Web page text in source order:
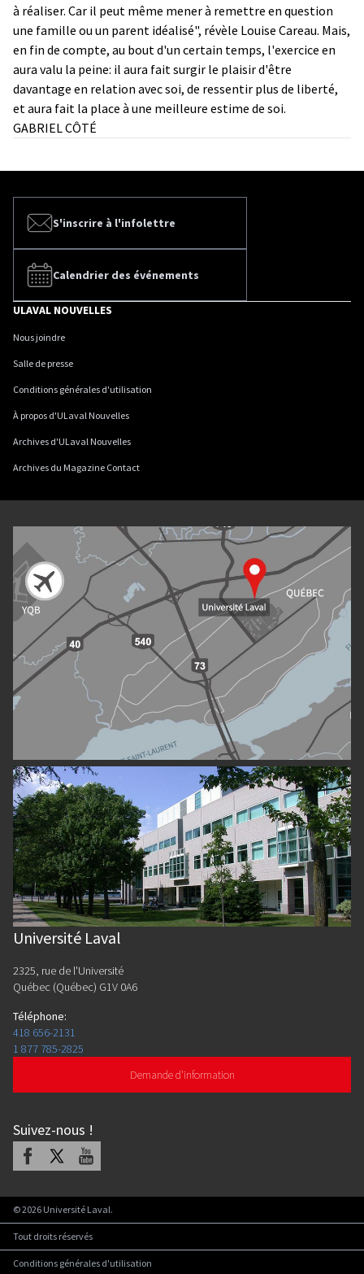
à réaliser. Car il peut même mener à remettre en question
une famille ou un parent idéalisé", révèle Louise Careau. Mais,
en fin de compte, au bout d'un certain temps, l'exercice en
aura valu la peine: il aura fait surgir le plaisir d'être
davantage en relation avec soi, de ressentir plus de liberté,
et aura fait la place à une meilleure estime de soi.
GABRIEL CÔTÉ
S'inscrire à l'infolettre
Calendrier des événements
ULAVAL NOUVELLES
Nous joindre
Salle de presse
Conditions générales d'utilisation
À propos d'ULaval Nouvelles
Archives d'ULaval Nouvelles
Archives du Magazine Contact
Université Laval
2325, rue de l'Université
Québec (Québec) G1V 0A6
Téléphone:
418 656-2131
1 877 785-2825
Demande d'information
Suivez-nous !
Facebook Youtube
©2026 Université Laval.
Tout droits réservés
Conditions générales d'utilisation